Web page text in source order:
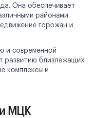
Она обеспечивает
районами
горожан и
и современной
развитию близлежащих
комплексы и
МЦК